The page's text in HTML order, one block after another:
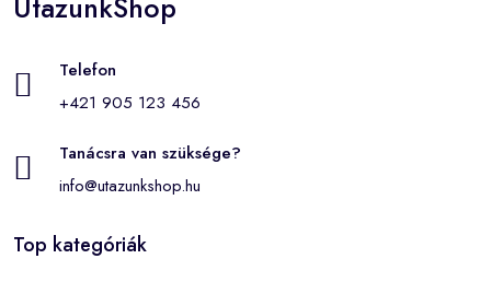
Telefon
+421 905 123 456
Tanácsra van szüksége?
info@utazunkshop.hu
Top kategóriák